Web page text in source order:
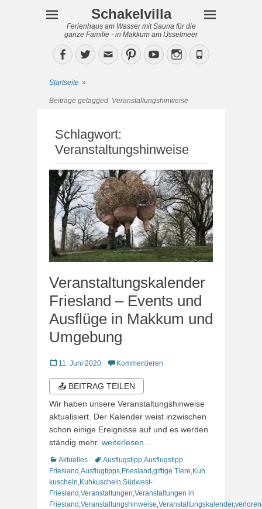
Schakelvilla
Ferienhaus am Wasser mit Sauna für die
ganze Familie - in Makkum am IJsselmeer
Facebook
TwitterEmailPinterestYouTubeInstagram
Phone
Startseite »
Beiträge getagged Veranstaltungshinweise
Schlagwort:
Veranstaltungshinweise
Veranstaltungskalender
Friesland – Events und
Ausflüge in Makkum und
Umgebung
Veröffentlicht
11. Juni 2020 Kommentieren
📤 BEITRAG TEILEN
Wir haben unsere Veranstaltungshinweise
aktualisiert. Der Kalender weist inzwischen
schon einige Ereignisse auf und es werden
ständig mehr. weiterlesen…
Kategorien
Aktuelles Schlagworte
Ausflugstipp Ausflugstipp
Friesland Ausflugtipps Friesland giftige Tiere Kuh
kuscheln Kuhkuscheln Südwest-
Friesland Veranstaltungen Veranstaltungen in
Friesland Veranstaltungshinweise Veranstaltungskalender,